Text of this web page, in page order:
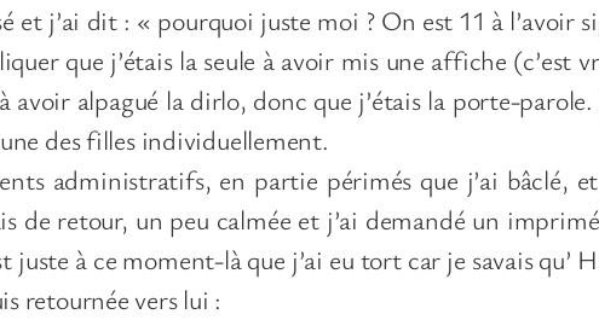
et j’ai dit : « pourquoi juste moi ? On est 11 à l’avoir
que j’étais la seule à avoir mis une affiche (c’est
alpagué la dirlo, donc que j’étais la porte-parole.
des filles individuellement.
administratifs, en partie périmés que j’ai bâclé,
de retour, un peu calmée et j’ai demandé un
juste à ce moment-là que j’ai eu tort car je savais qu’
retournée vers lui :